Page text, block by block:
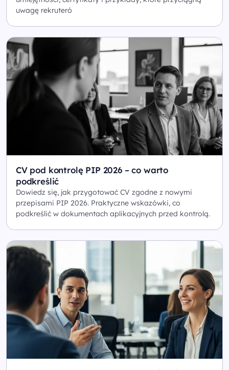
uwagę rekruteró
CV pod kontrolę PIP 2026 – co warto
podkreślić
Dowiedz się, jak przygotować CV zgodne z nowymi
przepisami PIP 2026. Praktyczne wskazówki, co
podkreślić w dokumentach aplikacyjnych przed kontrolą.